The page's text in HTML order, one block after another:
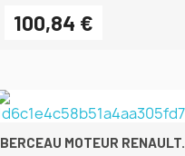
100,84 €
BERCEAU MOTEUR RENAULT...